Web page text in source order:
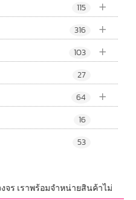
+
115
+
316
+
103
27
+
64
16
53
เราพร้อมจำหน่ายสินค้าไม่จำกัด